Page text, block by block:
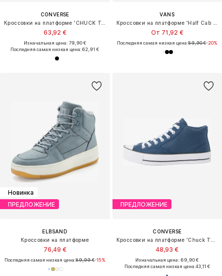
CONVERSE
63,92 €
Изначальная цена: 79,90 €
Последняя самая низкая цена:62,91 €
VANS
От 71,92 €
Последняя самая низкая цена:89,90 €-20%
Новинка
ПРЕДЛОЖЕНИЕ
ELBSAND
Кроссовки на платформе
76,49 €
Последняя самая низкая цена:89,99 €-15%
ПРЕДЛОЖЕНИЕ
CONVERSE
48,93 €
Изначальная цена: 69,90 €
Последняя самая низкая цена:43,11 €